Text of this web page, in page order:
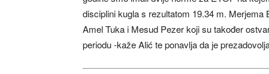
disciplini kugla s rezultatom 19.34 m. Merjema
Amel Tuka i Mesud Pezer koji su također
periodu -kaže Alić te ponavlja da je